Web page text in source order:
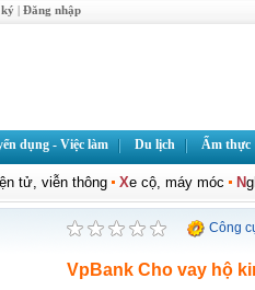
| Đăng nhập
dụng - Việc làm Du lịch Ẩm thực
tử, viễn thông Xe cộ, máy móc N
Công
VpBank Cho vay hộ